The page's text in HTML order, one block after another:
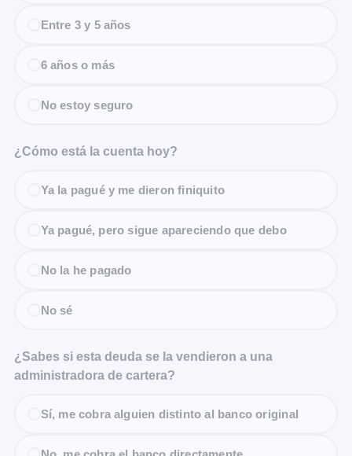
Entre 3 y 5 años
6 años o más
No estoy seguro
¿Cómo está la cuenta hoy?
Ya la pagué y me dieron finiquito
Ya pagué, pero sigue apareciendo que debo
No la he pagado
No sé
¿Sabes si esta deuda se la vendieron a una
administradora de cartera?
Sí, me cobra alguien distinto al banco original